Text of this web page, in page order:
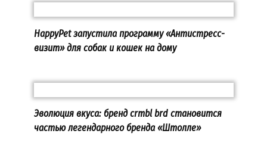
HappyPet запустила программу «Антистресс-
визит» для собак и кошек на дому
Эволюция вкуса: бренд crmbl brd становится
частью легендарного бренда «Штолле»